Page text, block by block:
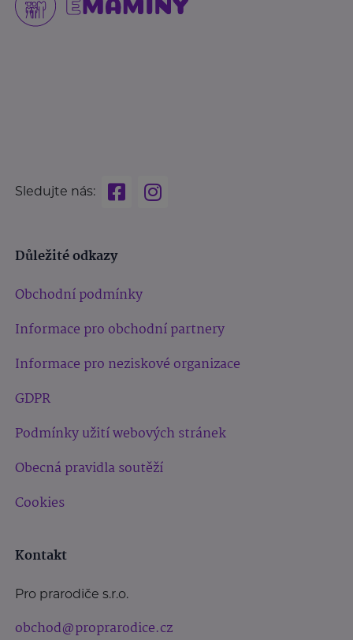
Sledujte nás:
Důležité odkazy
Obchodní podmínky
Informace pro obchodní partnery
Informace pro neziskové organizace
GDPR
Podmínky užití webových stránek
Obecná pravidla soutěží
Cookies
Kontakt
Pro prarodiče s.r.o.
obchod@proprarodice.cz